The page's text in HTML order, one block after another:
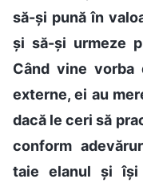
să-și pună în
și să-și urmeze
Când vine
externe, ei au
dacă le ceri să
conform
taie elanul și